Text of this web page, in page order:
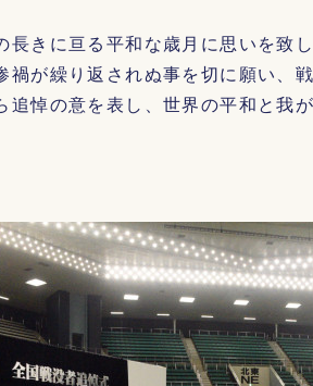
長きに亘る平和な歳月に思いを致
禍が繰り返されぬ事を切に願い、
追悼の意を表し、世界の平和と我